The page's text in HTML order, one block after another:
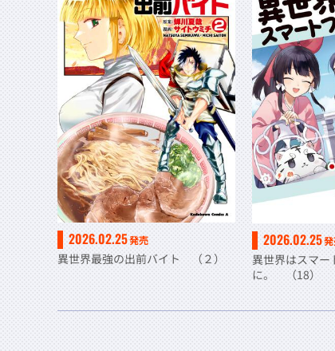
2026.02.25発売
異世界最強の出前バイト （２）
2026.02.25
異世界はスマー
に。 （18）